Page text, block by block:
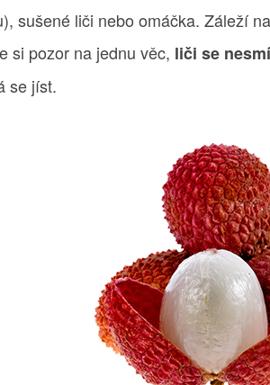
sušené liči nebo omáčka. Záleží
si pozor na jednu věc, liči se
se jíst.